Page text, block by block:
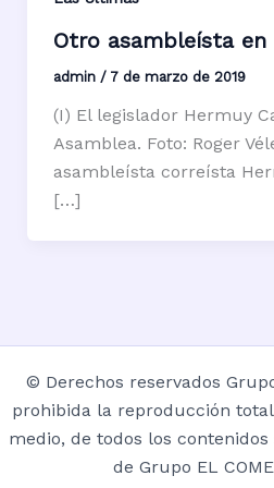
Otro asambleísta
admin / 7 de marzo de 2019
(I) El legislador Hermuy
Asamblea. Foto: Roger
asambleísta correísta
[…]
© Derechos reservados
prohibida la reproducción
medio, de todos los
de Grupo EL